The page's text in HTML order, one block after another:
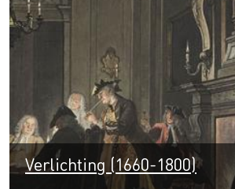
Verlichting (1660-1800)